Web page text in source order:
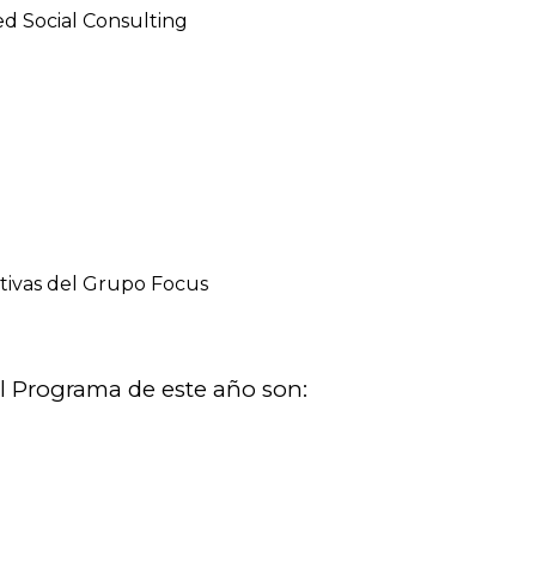
Social Consulting
del Grupo Focus
de este año son: